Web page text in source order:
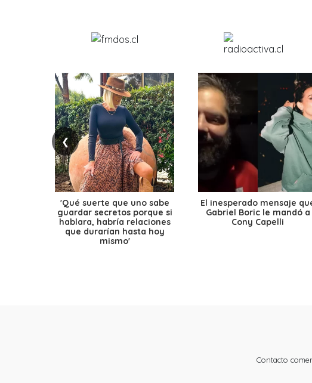
❮
'Qué suerte que uno sabe
guardar secretos porque si
hablara, habría relaciones
que durarían hasta hoy
mismo'
El inesperado mensaje
Gabriel Boric le mandó a
Cony Capelli
Contacto